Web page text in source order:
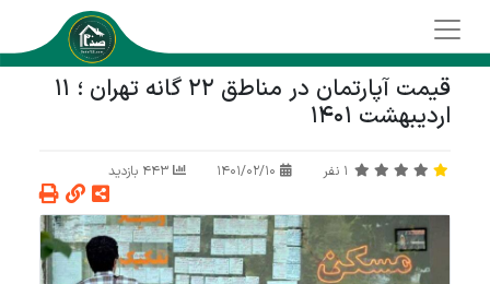
قیمت آپارتمان در مناطق 22 گانه تهران ؛ 11
اردیبهشت 1401
1 نفر